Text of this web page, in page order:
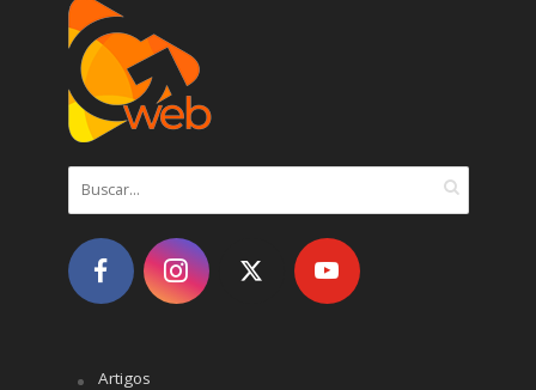
Artigos